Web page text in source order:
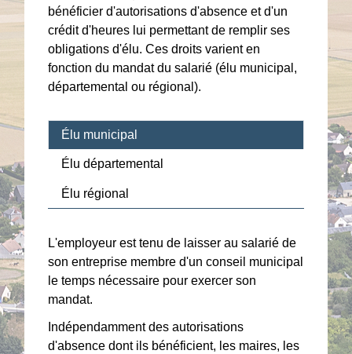
bénéficier d'autorisations d'absence et d'un
crédit d'heures lui permettant de remplir ses
obligations d'élu. Ces droits varient en
fonction du mandat du salarié (élu municipal,
départemental ou régional).
Élu municipal
Élu départemental
Élu régional
L'employeur est tenu de laisser au salarié de
son entreprise membre d'un conseil municipal
le temps nécessaire pour exercer son
mandat.
Indépendamment des autorisations
d'absence dont ils bénéficient, les maires, les